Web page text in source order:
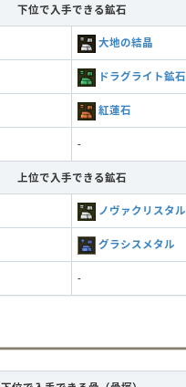
下位で入手できる鉱石
大地の結晶
ドラグライト鉱石
紅蓮石
-
上位で入手できる鉱石
ノヴァクリスタル
グラシスメタル
-